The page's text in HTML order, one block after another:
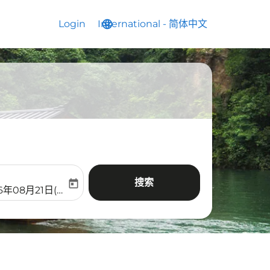
Login language
International - 简体中文
keyboard_arrow_down
label
return-date-aria-label
08月21日(周五)
today 搜索